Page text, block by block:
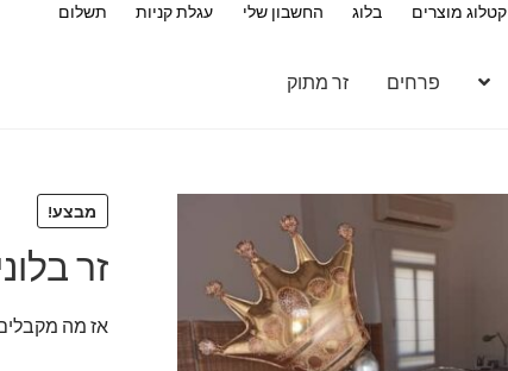
קטלוג מוצרים בלוג החשבון שלי עגלת קניות תשלום
פרחים זר מתוק
מבצע!
זר
אז מה